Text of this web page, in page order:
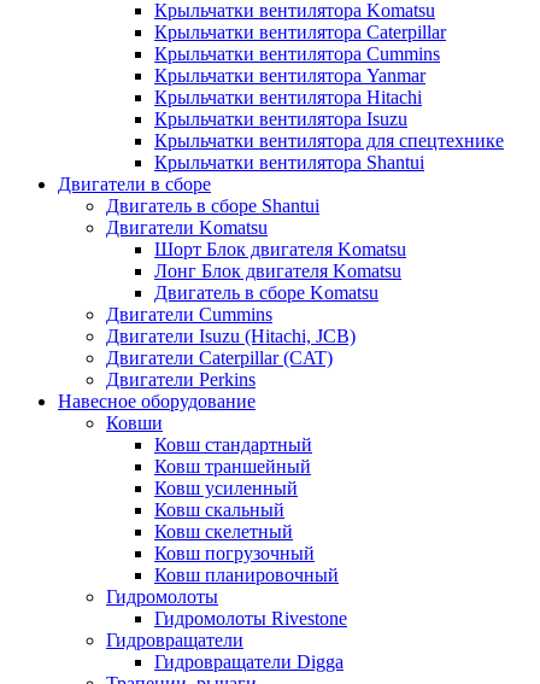
Крыльчатки вентилятора Komatsu
Крыльчатки вентилятора Caterpillar
Крыльчатки вентилятора Cummins
Крыльчатки вентилятора Yanmar
Крыльчатки вентилятора Hitachi
Крыльчатки вентилятора Isuzu
Крыльчатки вентилятора для спецтехнике
Крыльчатки вентилятора Shantui
Двигатели в сборе
Двигатель в сборе Shantui
Двигатели Komatsu
Шорт Блок двигателя Komatsu
Лонг Блок двигателя Komatsu
Двигатель в сборе Komatsu
Двигатели Cummins
Двигатели Isuzu (Hitachi, JCB)
Двигатели Caterpillar (CAT)
Двигатели Perkins
Навесное оборудование
Ковши
Ковш стандартный
Ковш траншейный
Ковш усиленный
Ковш скальный
Ковш скелетный
Ковш погрузочный
Ковш планировочный
Гидромолоты
Гидромолоты Rivestone
Гидровращатели
Гидровращатели Digga